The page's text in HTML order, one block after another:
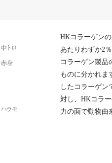
HKコラーゲン
あたりわずか2
コラーゲン製品
ものに分かれま
したコラーゲン
対し、HKコラ
力の面で動物由